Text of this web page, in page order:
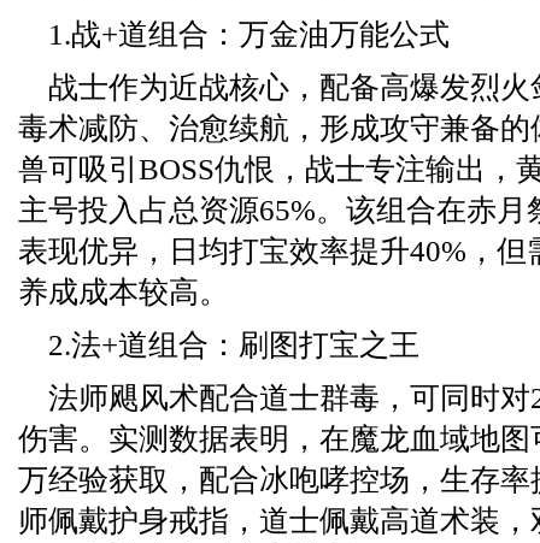
1.战+道组合：万金油万能公式
战士作为近战核心，配备高爆发烈
毒术减防、治愈续航，形成攻守兼备
兽可吸引BOSS仇恨，战士专注输出，
主号投入占总资源65%。该组合在赤月
表现优异，日均打宝效率提升40%，但
养成成本较高。
2.法+道组合：刷图打宝之王
法师飓风术配合道士群毒，可同时
伤害。实测数据表明，在魔龙血域地图
万经验获取，配合冰咆哮控场，生存率
师佩戴护身戒指，道士佩戴高道术装